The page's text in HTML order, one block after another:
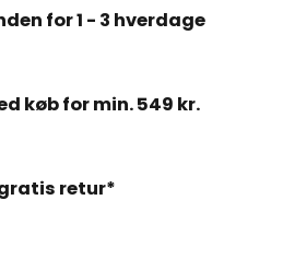
for 1 - 3 hverdage
køb for min. 549 kr.
retur*